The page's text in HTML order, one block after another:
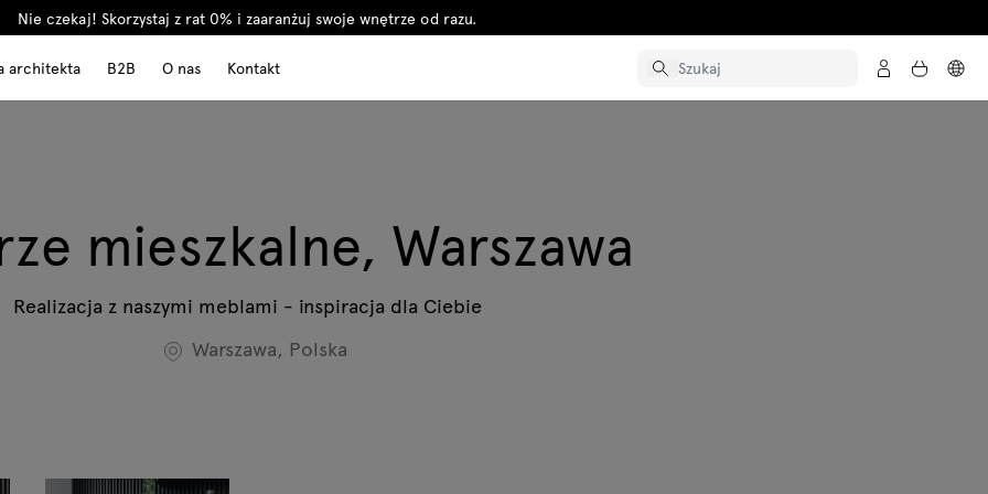
Nie czekaj! Skorzystaj z rat 0% i zaaranżuj swoje wnętrze od razu.
architekta B2B O nas Kontakt
mieszkalne, Warszawa
Realizacja z naszymi meblami - inspiracja dla Ciebie
Warszawa, Polska